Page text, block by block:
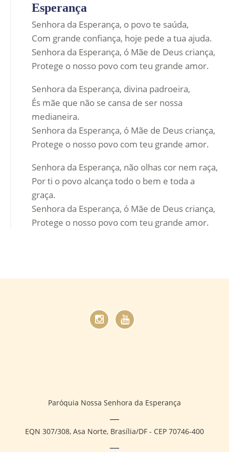
Esperança
Senhora da Esperança, o povo te saúda,
Com grande confiança, hoje pede a tua ajuda.
Senhora da Esperança, ó Mãe de Deus criança,
Protege o nosso povo com teu grande amor.
Senhora da Esperança, divina padroeira,
És mãe que não se cansa de ser nossa
medianeira.
Senhora da Esperança, ó Mãe de Deus criança,
Protege o nosso povo com teu grande amor.
Senhora da Esperança, não olhas cor nem raça,
Por ti o povo alcança todo o bem e toda a
graça.
Senhora da Esperança, ó Mãe de Deus criança,
Protege o nosso povo com teu grande amor.
Paróquia Nossa Senhora da Esperança
EQN 307/308, Asa Norte, Brasília/DF - CEP 70746-400